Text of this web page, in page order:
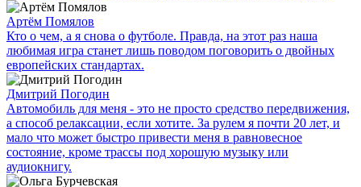
Артём Помялов
Кто о чем, а я снова о футболе. Правда, на этот раз наша
любимая игра станет лишь поводом поговорить о двойных
европейских стандартах.
Дмитрий Погодин
Автомобиль для меня - это не просто средство передвижения,
а способ релаксации, если хотите. За рулем я почти 20 лет, и
мало что может быстро привести меня в равновесное
состояние, кроме трассы под хорошую музыку или
аудиокнигу.